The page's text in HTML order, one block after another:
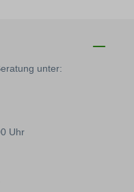
unter:
Uhr